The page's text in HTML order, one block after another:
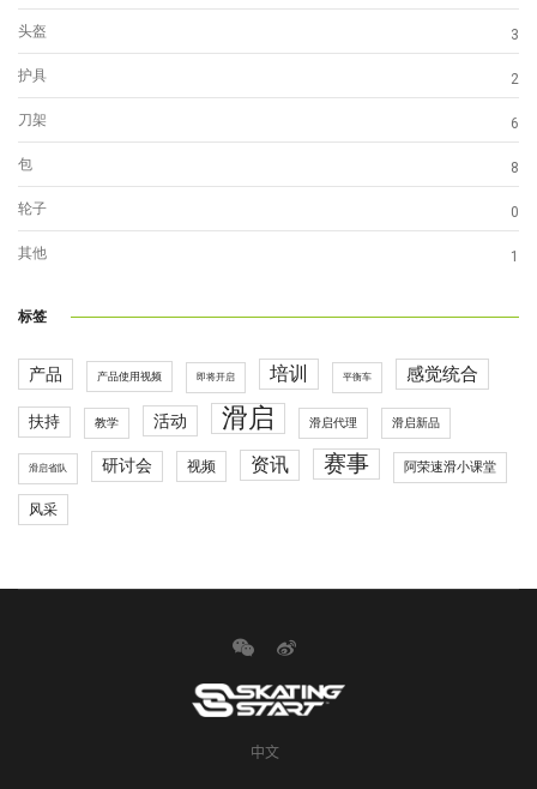
头盔 3
护具 2
刀架 6
包 8
轮子 0
其他 1
标签
产品 产品使用视频 即将开启 培训 平衡车 感觉统合
扶持 教学 活动 滑启 滑启代理 滑启新品
滑启省队 研讨会 视频 资讯 赛事 阿荣速滑小课堂
风采
中文